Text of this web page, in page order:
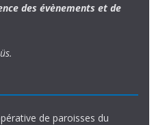
des évènements et de
de paroisses du